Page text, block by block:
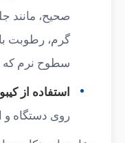
صحیح، مانند
گرم، رطوبت
سطوح نرم که
استفاده از
روی دستگاه و